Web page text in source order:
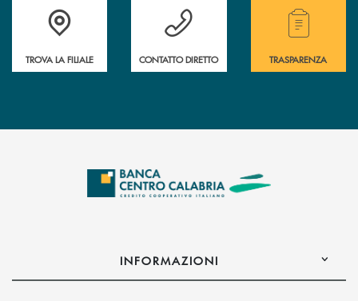
Accedi all' elenco completo delle filiali .
TROVA LA FILIALE
Hai bisogno di assistenza immediata ?
CONTATTO DIRETTO
Hai bisogno di
TRASPARENZA
INFORMAZIONI